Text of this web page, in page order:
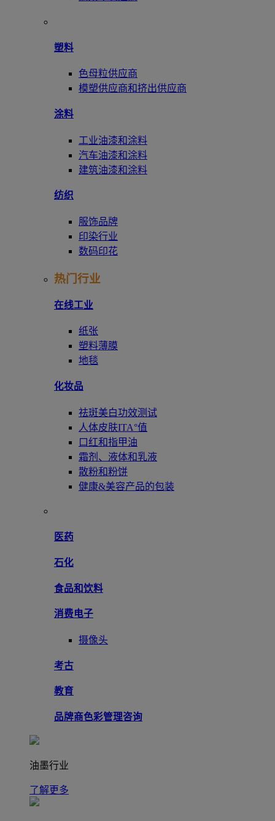
塑料
色母粒供应商
模塑供应商和挤出供应商
涂料
工业油漆和涂料
汽车油漆和涂料
建筑油漆和涂料
纺织
服饰品牌
印染行业
数码印花
热门行业
在线工业
纸张
塑料薄膜
地毯
化妆品
祛斑美白功效测试
人体皮肤ITA°值
口红和指甲油
霜剂、液体和乳液
散粉和粉饼
健康&美容产品的包装
医药
石化
食品和饮料
消费电子
摄像头
考古
教育
品牌商色彩管理咨询
油墨行业
了解更多